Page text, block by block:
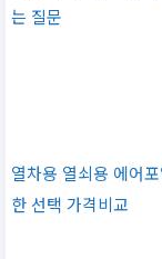
는 질문
열차용 열쇠용 에어
한 선택 가격비교